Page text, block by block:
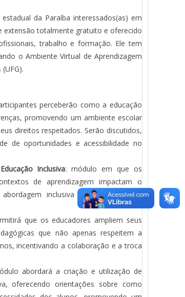
da Paraíba interessados(as) em
extensão totalmente gratuito e oferecido
trabalho e formação. Ele tem
o Ambiente Virtual de Aprendizagem
perceberão como a educação
promovendo um ambiente escolar
direitos respeitados. Serão discutidos,
de oportunidades e acessibilidade no
Inclusiva: módulo em que os
de aprendizagem impactam o
inclusiva para garantir um
que os educadores ampliem seus
que não apenas respeitem a
incentivando a colaboração e a troca
abordará a criação e utilização de
oferecendo orientações sobre como